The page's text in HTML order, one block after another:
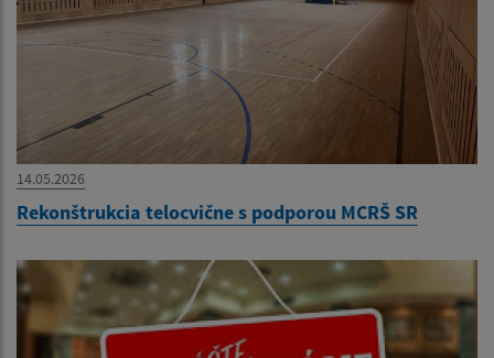
14.05.2026
Rekonštrukcia telocvične s podporou MCRŠ SR